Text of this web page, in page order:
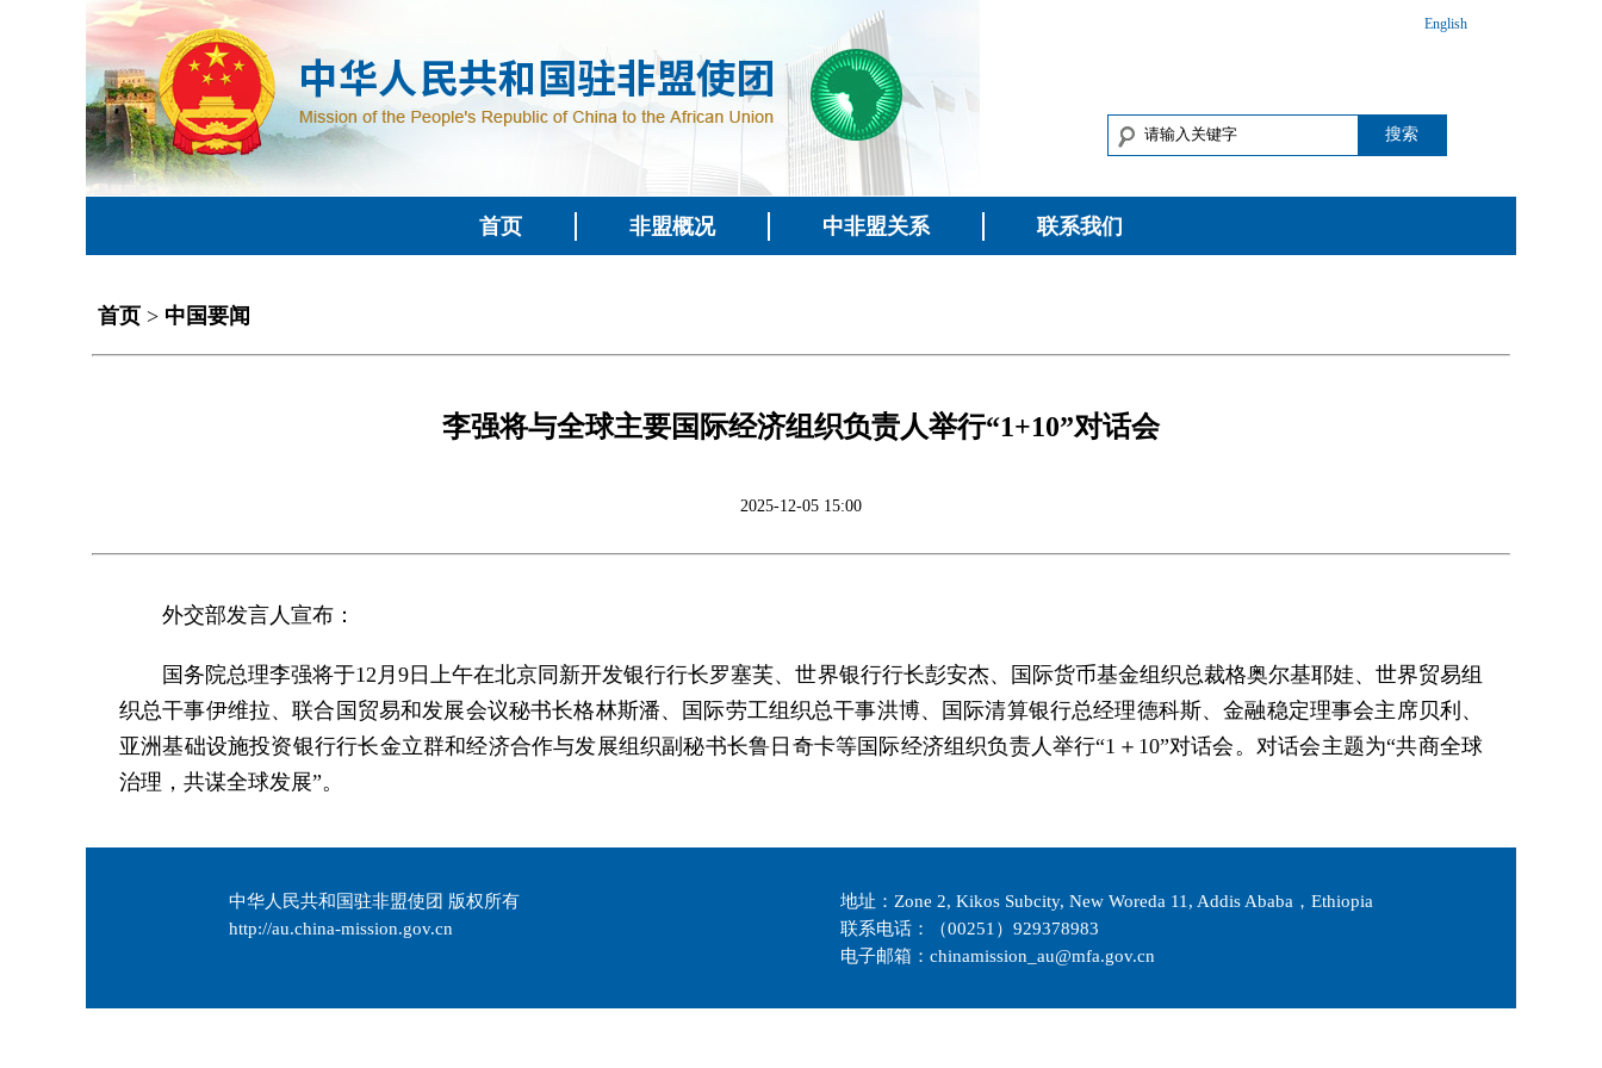
English
搜索
首页 非盟概况 中非盟关系 联系我们
首页 > 中国要闻
李强将与全球主要国际经济组织负责人举行“1+10”对话会
2025-12-05 15:00
外交部发言人宣布：
国务院总理李强将于12月9日上午在北京同新开发银行行长罗塞芙、世界银行行长彭安杰、国际货币基金组织总裁格奥尔基耶娃、世界贸易组
织总干事伊维拉、联合国贸易和发展会议秘书长格林斯潘、国际劳工组织总干事洪博、国际清算银行总经理德科斯、金融稳定理事会主席贝利、
亚洲基础设施投资银行行长金立群和经济合作与发展组织副秘书长鲁日奇卡等国际经济组织负责人举行“1＋10”对话会。对话会主题为“共商全球
治理，共谋全球发展”。
中华人民共和国驻非盟使团 版权所有
http://au.china-mission.gov.cn
地址：Zone 2, Kikos Subcity, New Woreda 11, Addis Ababa，Ethiopia
联系电话：（00251）929378983
电子邮箱：chinamission_au@mfa.gov.cn